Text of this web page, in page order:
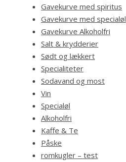
Gavekurve med spiritus
Gavekurve med specialøl
Gavekurve Alkoholfri
Salt & krydderier
Sødt og lækkert
Specialiteter
Sodavand og most
Vin
Specialøl
Alkoholfri
Kaffe & Te
Påske
romkugler – test